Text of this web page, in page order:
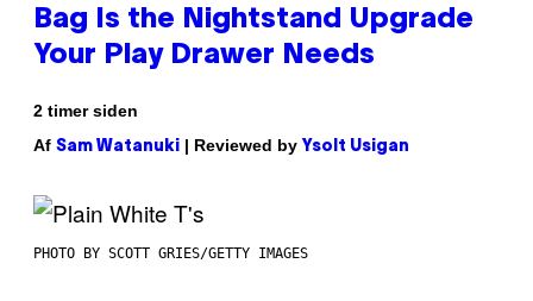
Bag Is the Nightstand Upgrade
Your Play Drawer Needs
2 timer siden
Af Sam Watanuki | Reviewed by Ysolt Usigan
PHOTO BY SCOTT GRIES/GETTY IMAGES